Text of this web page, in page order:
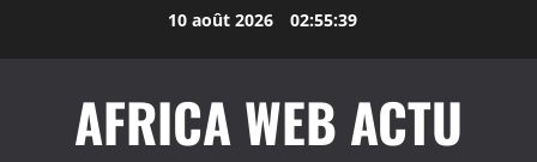
10 août 2026 02:55:40
AFRICA WEB ACTU